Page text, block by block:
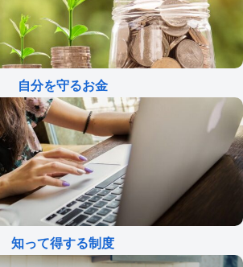
自分を守るお金
知って得する制度